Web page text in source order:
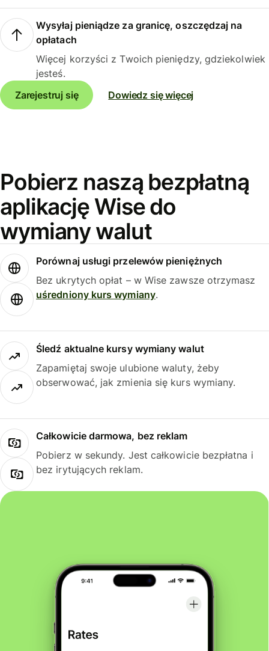
Wysyłaj pieniądze za granicę, oszczędzaj na
opłatach
Więcej korzyści z Twoich pieniędzy, gdziekolwiek
jesteś.
Zarejestruj się
Dowiedz się więcej
Pobierz naszą bezpłatną
aplikację Wise do
wymiany walut
Porównaj usługi przelewów pieniężnych
Bez ukrytych opłat – w Wise zawsze otrzymasz
uśredniony kurs wymiany.
Śledź aktualne kursy wymiany walut
Zapamiętaj swoje ulubione waluty, żeby
obserwować, jak zmienia się kurs wymiany.
Całkowicie darmowa, bez reklam
Pobierz w sekundy. Jest całkowicie bezpłatna i
bez irytujących reklam.